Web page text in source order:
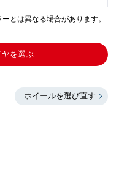
とは異なる場合があります。
を選ぶ
ホイールを選び直す